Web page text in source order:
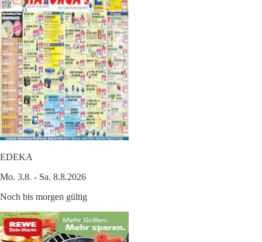
EDEKA
Mo. 3.8. - Sa. 8.8.2026
Noch bis morgen gültig